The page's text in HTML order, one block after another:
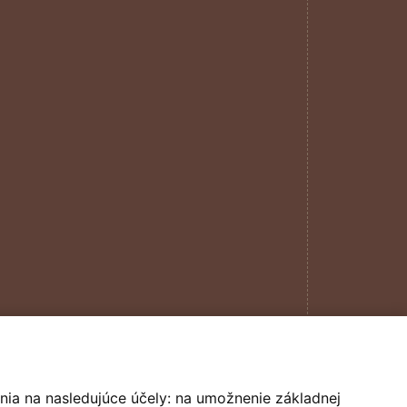
na nasledujúce účely: na umožnenie základnej
design bydarencurtis